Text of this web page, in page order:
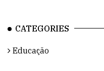
CATEGORIES
Educação